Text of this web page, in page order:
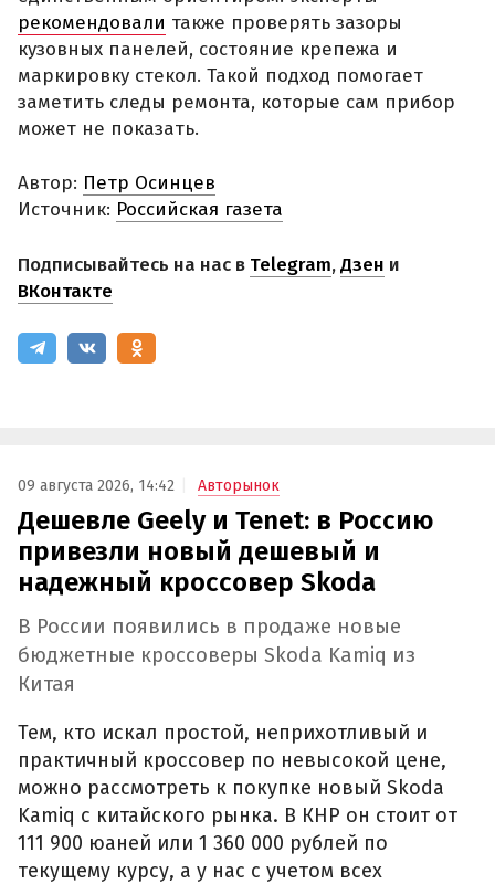
рекомендовали также проверять зазоры
кузовных панелей, состояние крепежа и
маркировку стекол. Такой подход помогает
заметить следы ремонта, которые сам прибор
может не показать.
Автор: Петр Осинцев
Источник: Российская газета
Подписывайтесь на нас в Telegram,Дзен и
ВКонтакте
09 августа 2026, 14:42 Авторынок
Дешевле Geely и Tenet: в Россию
привезли новый дешевый и
надежный кроссовер Skoda
В России появились в продаже новые
бюджетные кроссоверы Skoda Kamiq из
Китая
Тем, кто искал простой, неприхотливый и
практичный кроссовер по невысокой цене,
можно рассмотреть к покупке новый Skoda
Kamiq с китайского рынка. В КНР он стоит от
111 900 юаней или 1 360 000 рублей по
текущему курсу, а у нас с учетом всех